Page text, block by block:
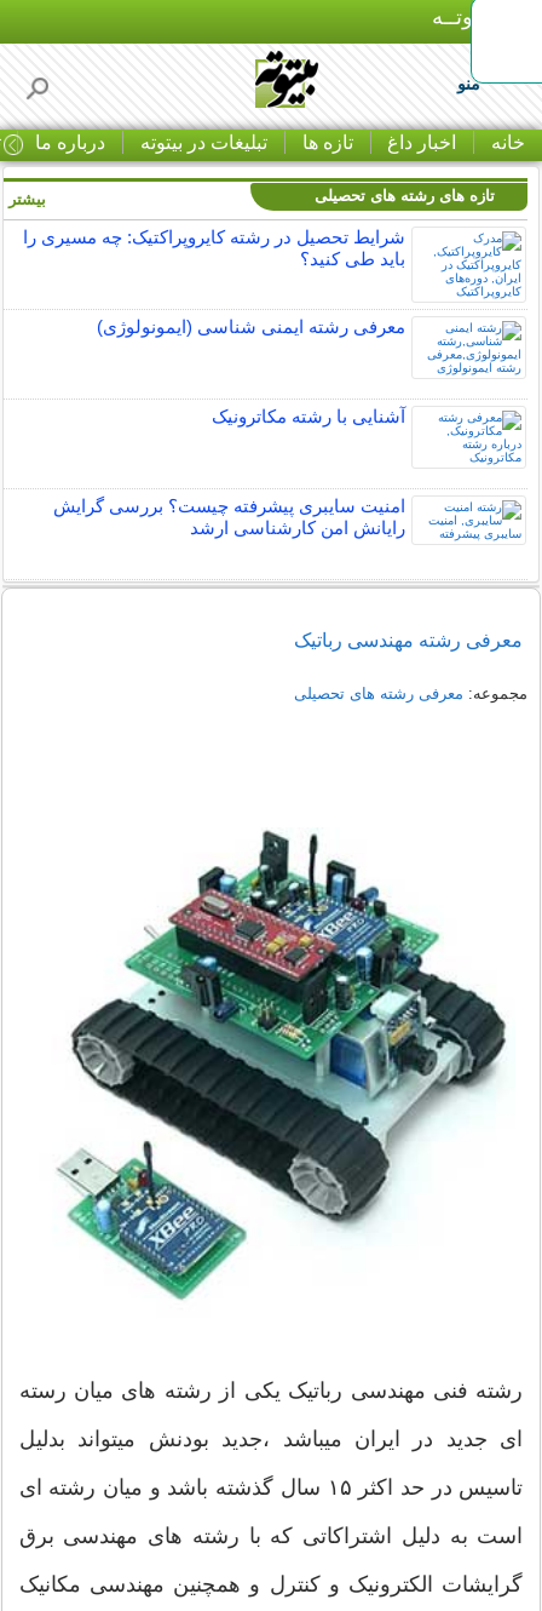
بـیتوتــه
منو
خانه اخبار داغ تازه ها تبلیغات در بیتوته درباره ما
تازه های رشته های تحصیلی
شرایط تحصیل در رشته کایروپراکتیک: چه مسیری را
باید طی کنید؟
معرفی رشته ایمنی شناسی (ایمونولوژی)
آشنایی با رشته مکاترونیک
امنیت سایبری پیشرفته چیست؟ بررسی گرایش
رایانش امن کارشناسی ارشد
بیشتر
معرفی رشته مهندسی رباتیک
مجموعه: معرفی رشته های تحصیلی
رشته فنی مهندسی رباتیک یکی از رشته های میان رسته
ای جدید در ایران میباشد ،جدید بودنش میتواند بدلیل
تاسیس در حد اکثر ۱۵ سال گذشته باشد و میان رشته ای
است به دلیل اشتراکاتی که با رشته های مهندسی برق
گرایشات الکترونیک و کنترل و همچنین مهندسی مکانیک